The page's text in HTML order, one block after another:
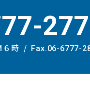
６時 Fax.06-6777-